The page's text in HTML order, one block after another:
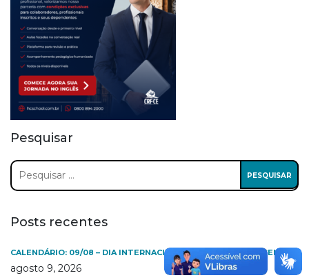
Pesquisar
Pesquisar
por:
Posts recentes
CALENDÁRIO: 09/08 – DIA INTERNACIONAL DOS POVOS INDÍGENAS
agosto 9, 2026